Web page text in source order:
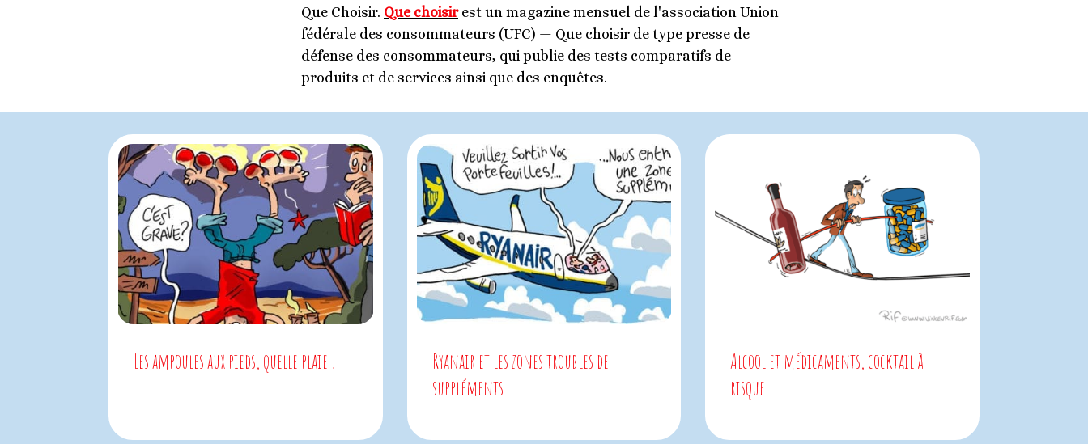
Que Choisir. Que choisirest un magazine mensuel de l'association Union
fédérale des consommateurs (UFC) — Que choisir de type presse de
défense des consommateurs, qui publie des tests comparatifs de
produits et de services ainsi que des enquêtes.
Les ampoules aux pieds, quelle plaie !
Ryanair et les zones troubles de
suppléments
Alcool et médicaments, cocktail à
risque